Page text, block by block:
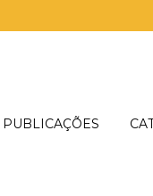
PUBLICAÇÕES